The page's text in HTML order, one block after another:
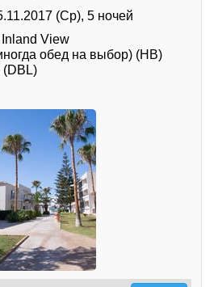
(Ср), 5 ночей
View
обед на выбор) (HB)
(DBL)